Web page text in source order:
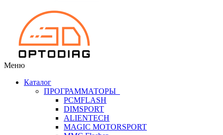
Меню
Каталог
ПРОГРАММАТОРЫ
PCMFLASH
DIMSPORT
ALIENTECH
MAGIC MOTORSPORT